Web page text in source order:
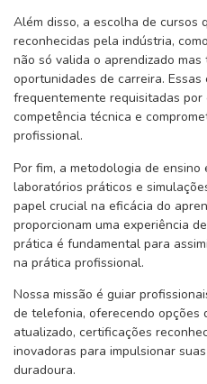
Além disso, a escolha de cursos
reconhecidas pela indústria,
não só valida o aprendizado mas
oportunidades de carreira.
frequentemente requisitadas por
competência técnica e
profissional.
Por fim, a metodologia de ensino
laboratórios práticos e
papel crucial na eficácia do
proporcionam uma experiência
prática é fundamental para
na prática profissional.
Nossa missão é guiar
de telefonia, oferecendo opções
atualizado, certificações
inovadoras para impulsionar
duradoura.